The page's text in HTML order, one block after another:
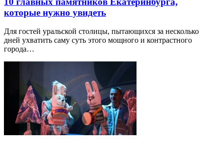
которые нужно увидеть
Для гостей уральской столицы, пытающихся за несколько
дней ухватить саму суть этого мощного и контрастного
города…